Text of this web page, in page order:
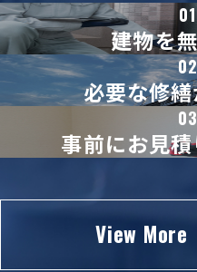
01
建物を
02
必要な修繕
03
事前にお見
View More